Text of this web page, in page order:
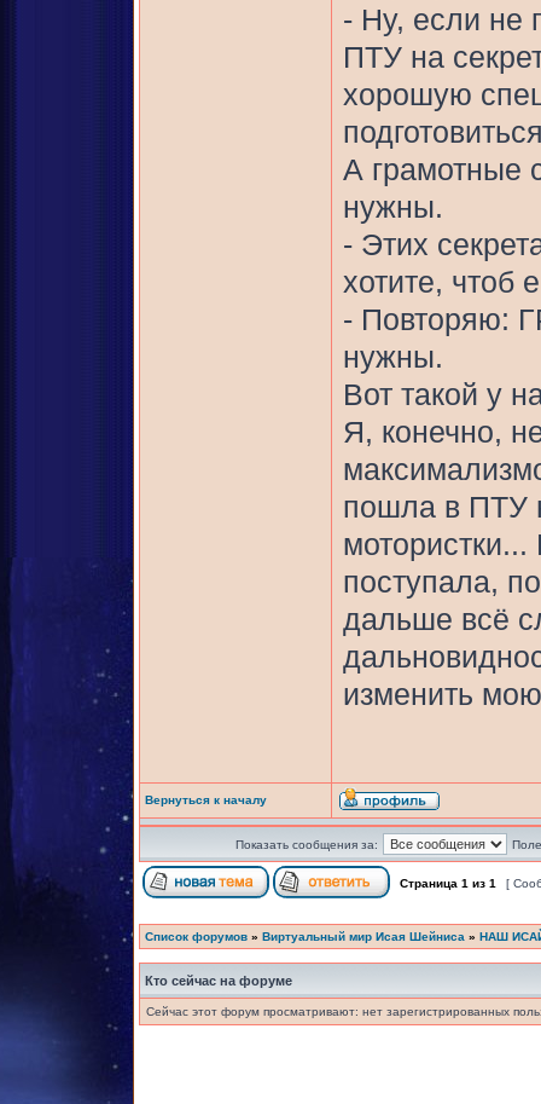
- Ну, если не
ПТУ на
хорошую
А грамотные
нужны.
- Этих
хотите, чтоб
- Повторяю:
нужны.
Вот такой у
Я, конечно,
пошла в ПТУ
мотористки...
поступала,
дальше всё
изменить
Вернуться к началу
Показать сообщения за:
Страница 1 из 1 [
Список форумов » Виртуальный мир Исая Шейниса » НАШ
Кто сейчас на форуме
Сейчас этот форум просматривают: нет зарегистрированных